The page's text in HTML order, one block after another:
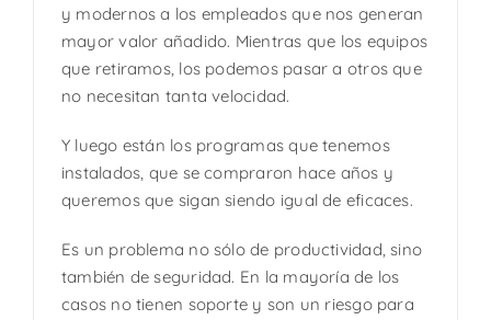
y modernos a los empleados que nos generan
mayor valor añadido. Mientras que los equipos
que retiramos, los podemos pasar a otros que
no necesitan tanta velocidad.
Y luego están los programas que tenemos
instalados, que se compraron hace años y
queremos que sigan siendo igual de eficaces.
Es un problema no sólo de productividad, sino
también de seguridad. En la mayoría de los
casos no tienen soporte y son un riesgo para